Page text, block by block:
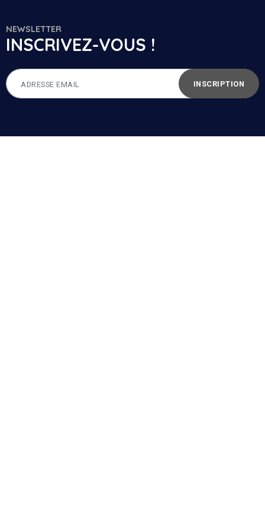
NEWSLETTER
INSCRIVEZ-VOUS !
INSCRIPTION